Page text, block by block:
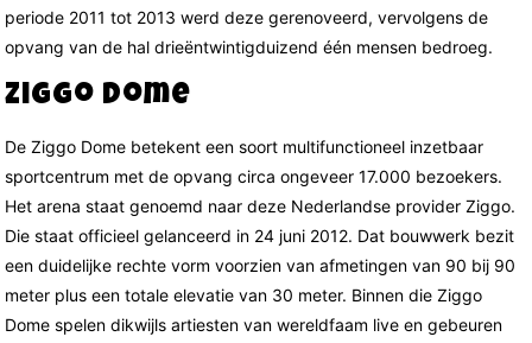
periode 2011 tot 2013 werd deze gerenoveerd, vervolgens de
opvang van de hal drieëntwintigduizend één mensen bedroeg.
Ziggo Dome
De Ziggo Dome betekent een soort multifunctioneel inzetbaar
sportcentrum met de opvang circa ongeveer 17.000 bezoekers.
Het arena staat genoemd naar deze Nederlandse provider Ziggo.
Die staat officieel gelanceerd in 24 juni 2012. Dat bouwwerk bezit
een duidelijke rechte vorm voorzien van afmetingen van 90 bij 90
meter plus een totale elevatie van 30 meter. Binnen die Ziggo
Dome spelen dikwijls artiesten van wereldfaam live en gebeuren